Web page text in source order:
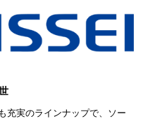
充実のラインナップで、ソー